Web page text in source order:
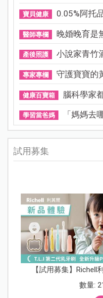
寶貝健康 0.05%阿托
醫師專欄 晚婚晚育是
產後照護 小說家青竹
專家專欄 守護寶寶的
健康百寶箱 腦科學家
學習當爸媽 「媽媽去
試用募集
【試用募集】Richell
數量: